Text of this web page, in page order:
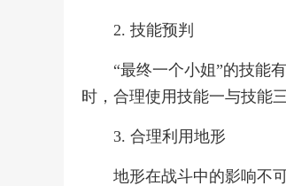
2. 技能预判
“最终一个小姐”的技能
时，合理使用技能一与技能
3. 合理利用地形
地形在战斗中的影响不